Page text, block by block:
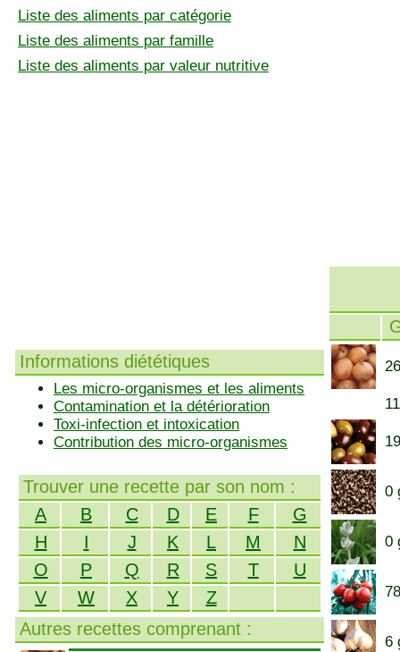
Liste des aliments par catégorie
Liste des aliments par famille
Liste des aliments par valeur nutritive
Informations diététiques
Les micro-organismes et les aliments
Contamination et la détérioration
Toxi-infection et intoxication
Contribution des micro-organismes
Trouver une recette par son nom :
A
B C D E F
G
H
I J K L M
N
O
P Q R S T
U
V
W X Y
Z
Autres recettes comprenant :
0
0
6